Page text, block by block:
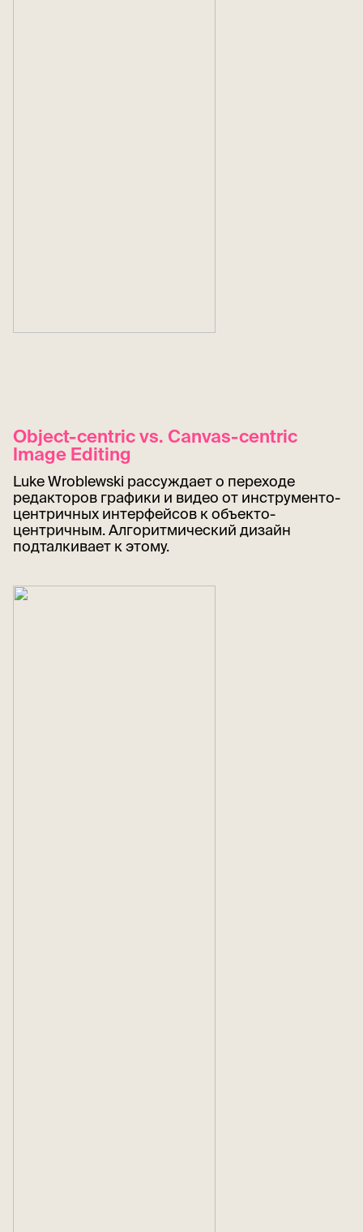
Object-centric vs. Canvas-centric
Image Editing
Luke Wroblewski рассуждает о переходе
редакторов графики и видео от инструменто-
центричных интерфейсов к объекто-
центричным. Алгоритмический дизайн
подталкивает к этому.